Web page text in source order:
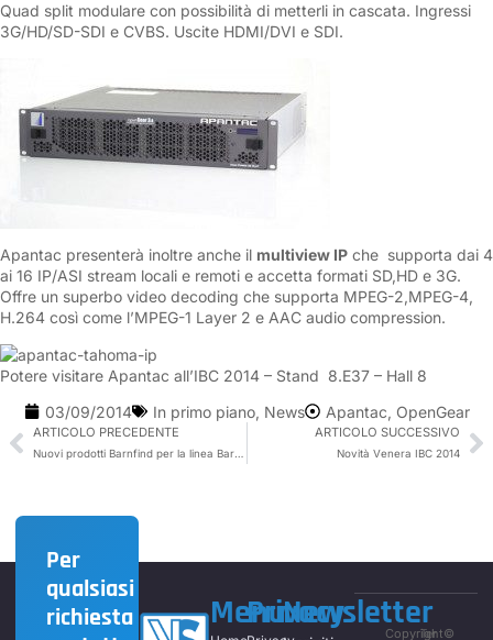
Quad split modulare con possibilità di metterli in cascata. Ingressi
3G/HD/SD-SDI e CVBS. Uscite HDMI/DVI e SDI.
Apantac presenterà inoltre anche il multiview IP che supporta dai 4
ai 16 IP/ASI stream locali e remoti e accetta formati SD,HD e 3G.
Offre un superbo video decoding che supporta MPEG-2,MPEG-4,
H.264 così come l’MPEG-1 Layer 2 e AAC audio compression.
Potere visitare Apantac all’IBC 2014 – Stand 8.E37 – Hall 8
03/09/2014
In primo piano, News Apantac, OpenGear
ARTICOLO PRECEDENTE ARTICOLO SUCCESSIVO
Novità Venera IBC 2014
Per
qualsiasi
richiesta
Menu
Privacy
Newsletter
Copyright©
Ter